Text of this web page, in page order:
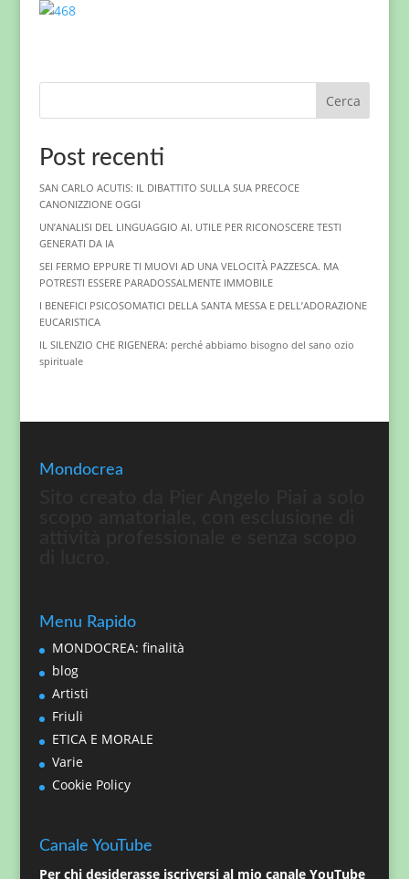
Cerca
Post recenti
SAN CARLO ACUTIS: IL DIBATTITO SULLA SUA PRECOCE
CANONIZZIONE OGGI
UN’ANALISI DEL LINGUAGGIO AI. UTILE PER RICONOSCERE TESTI
GENERATI DA IA
SEI FERMO EPPURE TI MUOVI AD UNA VELOCITÀ PAZZESCA. MA
POTRESTI ESSERE PARADOSSALMENTE IMMOBILE
I BENEFICI PSICOSOMATICI DELLA SANTA MESSA E DELL’ADORAZIONE
EUCARISTICA
IL SILENZIO CHE RIGENERA: perché abbiamo bisogno del sano ozio
spirituale
Mondocrea
Menu Rapido
MONDOCREA: finalità
blog
Artisti
Friuli
ETICA E MORALE
Varie
Cookie Policy
Canale YouTube
Per chi desiderasse iscriversi al mio canale YouTube